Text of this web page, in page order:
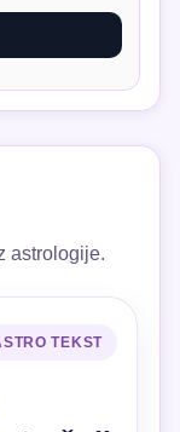
astrologije.
TEKST